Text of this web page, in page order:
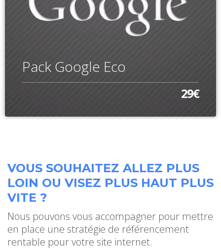
Pack Google Eco
29€
VOUS SOUHAITEZ ALLEZ PLUS
LOIN OU VISEZ PLUS HAUT PLUS
VITE ?
Nous pouvons vous accompagner pour mettre
en place une stratégie de référencement
rentable pour votre site internet.